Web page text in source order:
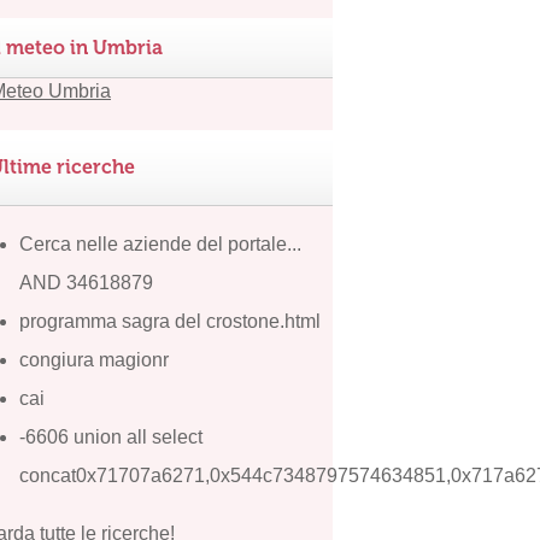
meteo in Umbria
ricerche
Cerca nelle aziende del portale...
AND 34618879
programma sagra del crostone.html
congiura magionr
cai
-6606 union all select
tutte le ricerche!